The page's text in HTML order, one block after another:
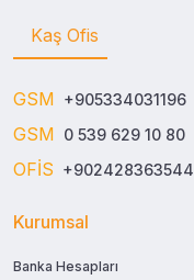
Kurumsal
Banka Hesapları
Kaş Ofis
+905334031196
GSM
0 539 629 10 80
GSM
+902428363544
OFİS